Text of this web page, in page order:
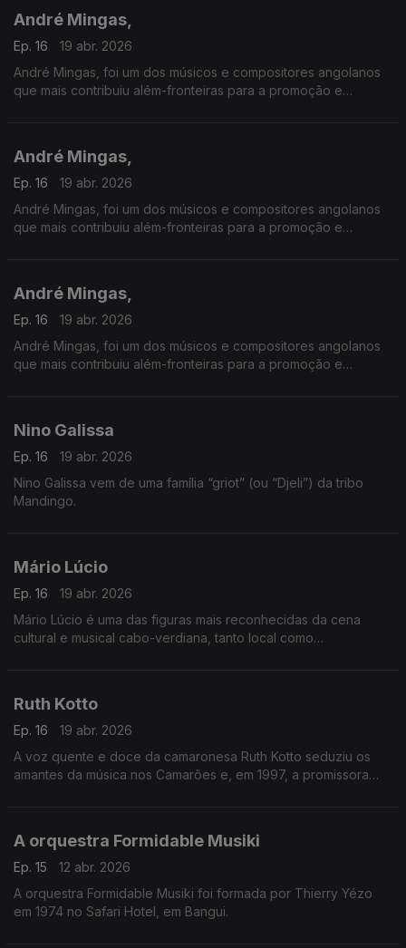
André Mingas,
Ep. 16
19 abr. 2026
André Mingas, foi um dos músicos e compositores angolanos
que mais contribuiu além-fronteiras para a promoção e
André Mingas,
Ep. 16
19 abr. 2026
André Mingas, foi um dos músicos e compositores angolanos
que mais contribuiu além-fronteiras para a promoção e
André Mingas,
Ep. 16
19 abr. 2026
André Mingas, foi um dos músicos e compositores angolanos
que mais contribuiu além-fronteiras para a promoção e
Nino Galissa
Ep. 16
19 abr. 2026
Nino Galissa vem de uma família “griot” (ou “Djeli”) da tribo
Mandingo.
Mário Lúcio
Ep. 16
19 abr. 2026
Mário Lúcio é uma das figuras mais reconhecidas da cena
cultural e musical cabo-verdiana, tanto local como
Ruth Kotto
Ep. 16
19 abr. 2026
A voz quente e doce da camaronesa Ruth Kotto seduziu os
amantes da música nos Camarões e, em 1997, a promissora
A orquestra Formidable Musiki
Ep. 15
12 abr. 2026
A orquestra Formidable Musiki foi formada por Thierry Yézo
em 1974 no Safari Hotel, em Bangui.